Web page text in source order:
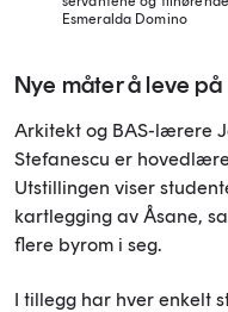
Esmeralda Domino
Nye måter å leve på
Arkitekt og BAS-lærere
Stefanescu er
Utstillingen viser
kartlegging av Åsane,
flere byrom i seg.
I tillegg har hver enkelt